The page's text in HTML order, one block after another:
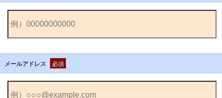
メールアドレス 必須